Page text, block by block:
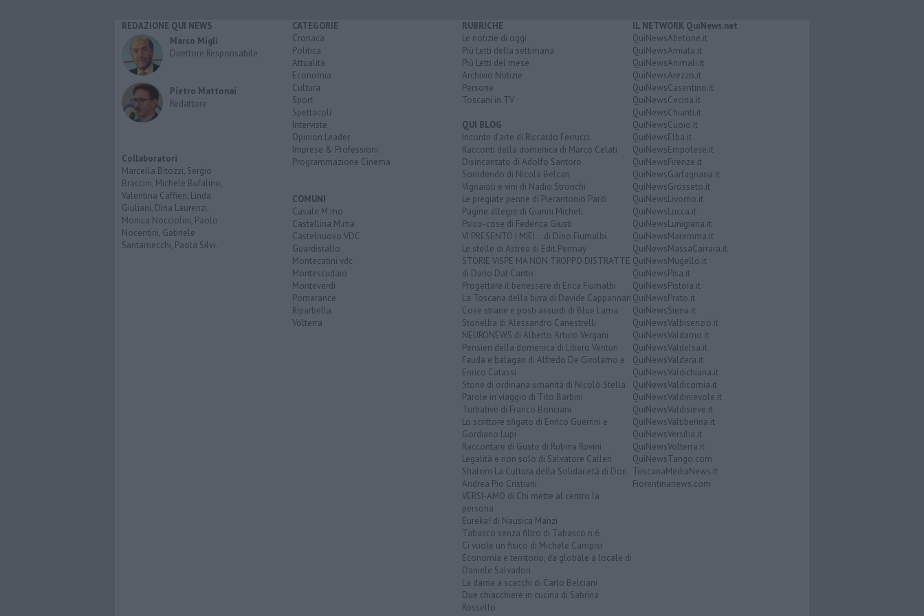
REDAZIONE QUI NEWS
Marco Migli
Direttore Responsabile
Pietro Mattonai
Redattore
Collaboratori
Marcella Bitozzi, Sergio
Braccini, Michele Bufalino,
Valentina Caffieri, Linda
Giuliani, Dina Laurenzi,
Monica Nocciolini, Paolo
Nocentini, Gabriele
Santarnecchi, Paola Silvi.
CATEGORIE
Cronaca
Politica
Attualità
Economia
Cultura
Sport
Spettacoli
Interviste
Opinion Leader
Imprese & Professioni
Programmazione Cinema
COMUNI
Casale M.mo
Castellina M.ma
Castelnuovo VDC
Guardistallo
Montecatini vdc
Montescudaio
Monteverdi
Pomarance
Riparbella
Volterra
RUBRICHE
Le notizie di oggi
Più Letti della settimana
Più Letti del mese
Archivio Notizie
Persone
Toscani in TV
QUI BLOG
Incontri d'arte di Riccardo Ferrucci
Racconti della domenica di Marco Celati
Disincantato di Adolfo Santoro
Sorridendo di Nicola Belcari
Vignaioli e vini di Nadio Stronchi
Le pregiate penne di Pierantonio Pardi
Pagine allegre di Gianni Micheli
Psico-cose di Federica Giusti
VI PRESENTO I MIEI... di Dino Fiumalbi
Le stelle di Astrea di Edit Permay
STORIE VISPE MA NON TROPPO DISTRATTE
di Dario Dal Canto
Progettare il benessere di Erica Fiumalbi
La Toscana della birra di Davide Cappannari
Cose strane e posti assurdi di Blue Lama
Storielba di Alessandro Canestrelli
NEURONEWS di Alberto Arturo Vergani
Pensieri della domenica di Libero Venturi
Fauda e balagan di Alfredo De Girolamo e
Enrico Catassi
Storie di ordinaria umanità di Nicolò Stella
Parole in viaggio di Tito Barbini
Turbative di Franco Bonciani
Lo scrittore sfigato di Enrico Guerrini e
Gordiano Lupi
Raccontare di Gusto di Rubina Rovini
Legalità e non solo di Salvatore Calleri
Shalom La Cultura della Solidarietà di Don
Andrea Pio Cristiani
VERSI-AMO di Chi mette al centro la
persona
Eureka! di Nausica Manzi
Tabasco senza filtro di Tabasco n.6
Ci vuole un fisico di Michele Campisi
Economia e territorio, da globale a locale di
Daniele Salvadori
La dama a scacchi di Carlo Belciani
Due chiacchiere in cucina di Sabrina
Rossello
IL NETWORK QuiNews.net
QuiNewsAbetone.it
QuiNewsAmiata.it
QuiNewsAnimali.it
QuiNewsArezzo.it
QuiNewsCasentino.it
QuiNewsCecina.it
QuiNewsChianti.it
QuiNewsCuoio.it
QuiNewsElba.it
QuiNewsEmpolese.it
QuiNewsFirenze.it
QuiNewsGarfagnana.it
QuiNewsGrosseto.it
QuiNewsLivorno.it
QuiNewsLucca.it
QuiNewsLunigiana.it
QuiNewsMaremma.it
QuiNewsMassaCarrara.it
QuiNewsMugello.it
QuiNewsPisa.it
QuiNewsPistoia.it
QuiNewsPrato.it
QuiNewsSiena.it
QuiNewsValbisenzio.it
QuiNewsValdarno.it
QuiNewsValdelsa.it
QuiNewsValdera.it
QuiNewsValdichiana.it
QuiNewsValdicornia.it
QuiNewsValdinievole.it
QuiNewsValdisieve.it
QuiNewsValtiberina.it
QuiNewsVersilia.it
QuiNewsVolterra.it
QuiNewsTango.com
ToscanaMediaNews.it
Fiorentinanews.com